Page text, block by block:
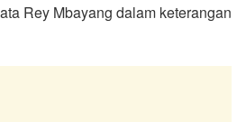
Rey Mbayang dalam keterangan